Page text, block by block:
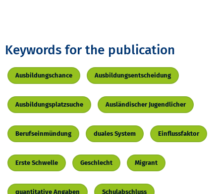
Keywords for the publication
Ausbildungschance Ausbildungsentscheidung
Ausbildungsplatzsuche Ausländischer Jugendlicher
Berufseinmündung duales System Einflussfaktor
Erste Schwelle Geschlecht Migrant
quantitative Angaben Schulabschluss